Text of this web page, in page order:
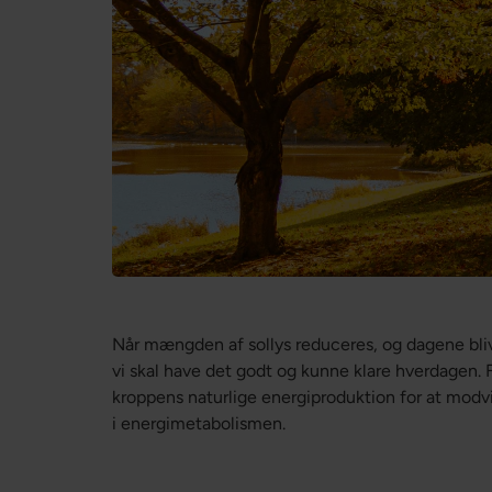
Når mængden af sollys reduceres, og dagene
vi skal have det godt og kunne klare
kroppens naturlige energiproduktion for at
i energimetabolismen.